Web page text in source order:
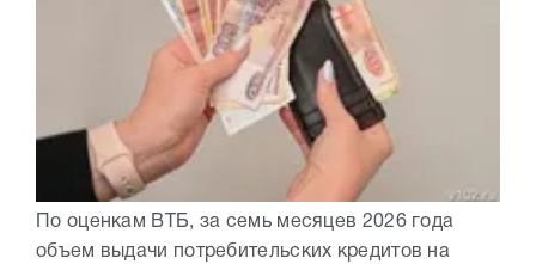
По оценкам ВТБ, за семь месяцев 2026 года
объем выдачи потребительских кредитов на